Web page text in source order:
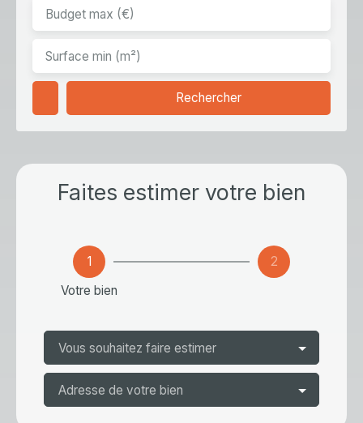
Budget max (€)
Surface min (m²)
Rechercher
Faites estimer votre bien
1
Votre bien
2
Vous souhaitez faire estimer
Adresse de votre bien